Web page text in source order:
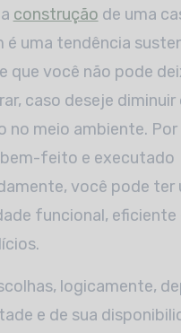
construção de uma
é uma tendência
que você não pode
caso deseje
no meio ambiente. Por
feito e executado
você pode ter
funcional, eficiente
logicamente,
e de sua